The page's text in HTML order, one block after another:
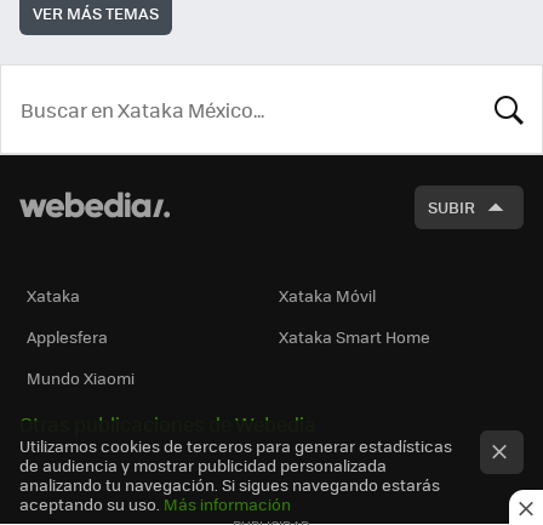
VER MÁS TEMAS
SUBIR
Xataka
Xataka Móvil
Applesfera
Xataka Smart Home
Mundo Xiaomi
Otras publicaciones de Webedia
Utilizamos cookies de terceros para generar estadísticas
de audiencia y mostrar publicidad personalizada
analizando tu navegación. Si sigues navegando estarás
aceptando su uso. Más información